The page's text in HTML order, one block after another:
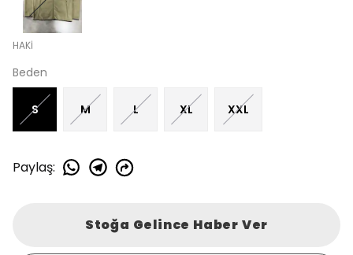
HAKİ
Beden
S M L XL XXL
Paylaş:
Stoğa Gelince Haber Ver